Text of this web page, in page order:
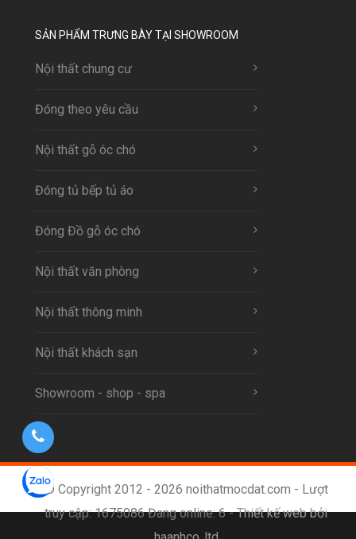
SẢN PHẨM TRƯNG BÀY TẠI SHOWROOM
Nội thất chung cư
Đóng theo yêu cầu
Nội thất gỗ óc chó
Đóng tủ bếp tủ áo
Đóng Đồ gỗ óc chó
Nội thất văn phòng
Nội thất thông minh
Nội thất khách sạn
Showroom - shop - spa
© Copyright 2012 - 2026 noithatmocdat.com - Lượt
truy cập: 1675086 Đang online: 6 -Thiết kế web bởi